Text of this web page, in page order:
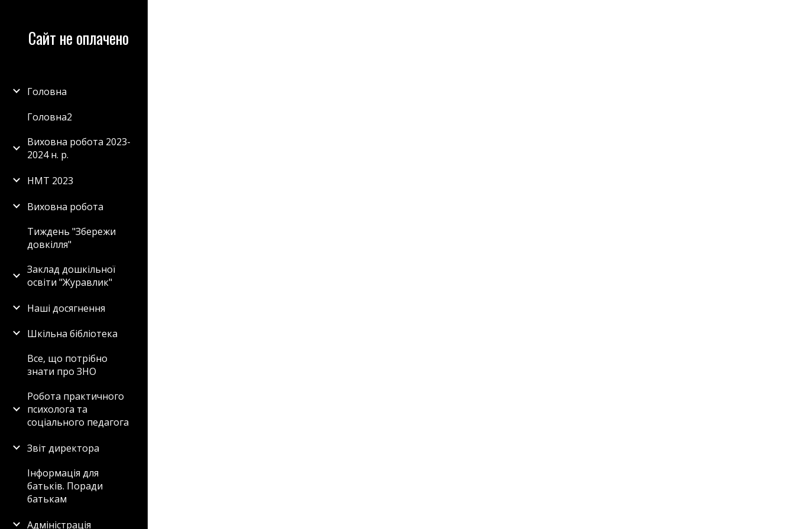
Сайт не оплачено
Головна
Головна2
Виховна робота 2023-
2024 н. р.
НМТ 2023
Виховна робота
Тиждень "Збережи
довкілля"
Заклад дошкільної
освіти "Журавлик"
Наші досягнення
Шкільна бібліотека
Все, що потрібно
знати про ЗНО
Робота практичного
психолога та
соціального педагога
Звіт директора
Інформація для
батьків. Поради
батькам
Адміністрація